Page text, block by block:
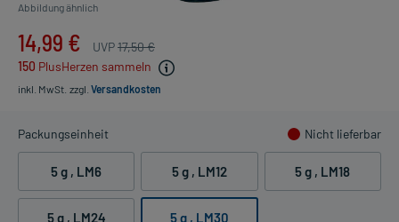
Abbildung ähnlich
14,99 € UVP17,50 €
150 PlusHerzen sammeln
inkl. MwSt. zzgl. Versandkosten
Packungseinheit Nicht lieferbar
5 g , LM6 5 g , LM12 5 g , LM18
5 g , LM24 5 g , LM30